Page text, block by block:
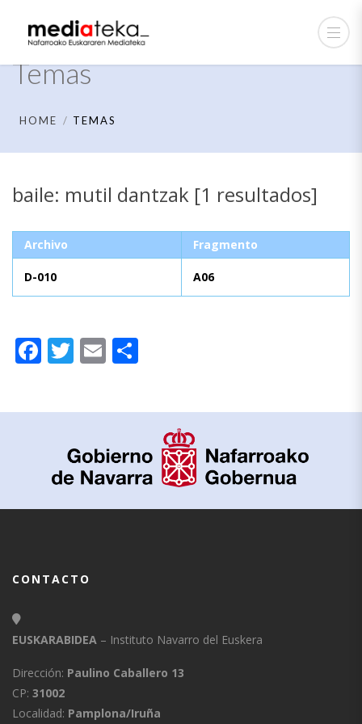
Temas
HOME TEMAS
baile: mutil dantzak [1 resultados]
Archivo Fragmento
D-010 A06
Facebook
Twitter
Email
CONTACTO
EUSKARABIDEA – Instituto Navarro del Euskera
Dirección: Paulino Caballero 13
CP: 31002
Localidad: Pamplona/Iruña